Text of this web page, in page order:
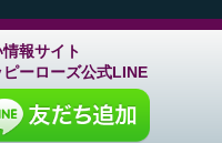
報サイト
ピーローズ公式LINE